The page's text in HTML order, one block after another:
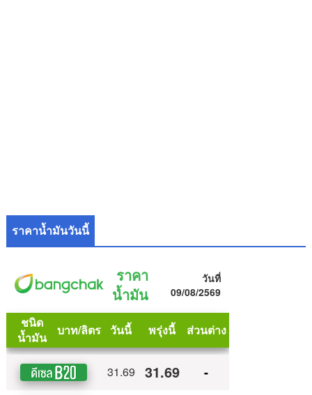
ราคาน้ำมันวันนี้